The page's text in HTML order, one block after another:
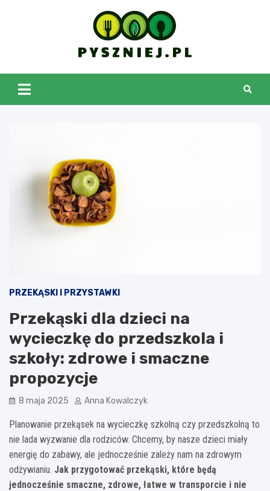
pyszniej.pl
PRZEKĄSKI I PRZYSTAWKI
Przekąski dla dzieci na
wycieczkę do przedszkola i
szkoły: zdrowe i smaczne
propozycje
8 maja 2025 Anna Kowalczyk
Planowanie przekąsek na wycieczkę szkolną czy przedszkolną to
nie lada wyzwanie dla rodziców. Chcemy, by nasze dzieci miały
energię do zabawy, ale jednocześnie zależy nam na zdrowym
odżywianiu. Jak przygotować przekąski, które będą
jednocześnie smaczne, zdrowe, łatwe w transporcie i nie